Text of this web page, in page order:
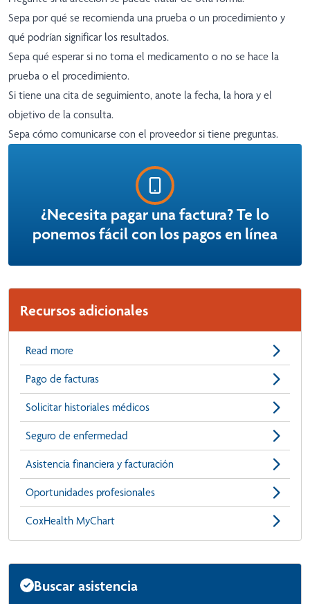
Sepa por qué se recomienda una prueba o un procedimiento y
qué podrían significar los resultados.
Sepa qué esperar si no toma el medicamento o no se hace la
prueba o el procedimiento.
Si tiene una cita de seguimiento, anote la fecha, la hora y el
objetivo de la consulta.
Sepa cómo comunicarse con el proveedor si tiene preguntas.
¿Necesita pagar una factura? Te lo
ponemos fácil con los pagos en línea
Recursos adicionales
Read more
Pago de facturas
Solicitar historiales médicos
Seguro de enfermedad
Asistencia financiera y facturación
Oportunidades profesionales
CoxHealth MyChart
Buscar asistencia